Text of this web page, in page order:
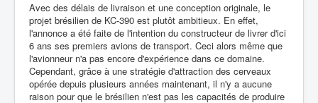
Avec des délais de livraison et une conception originale, le
projet brésilien de KC-390 est plutôt ambitieux. En effet,
l'annonce a été faite de l'intention du constructeur de livrer d'ici
6 ans ses premiers avions de transport. Ceci alors même que
l'avionneur n'a pas encore d'expérience dans ce domaine.
Cependant, grâce à une stratégie d'attraction des cerveaux
opérée depuis plusieurs années maintenant, il n'y a aucune
raison pour que le brésilien n'est pas les capacités de produire